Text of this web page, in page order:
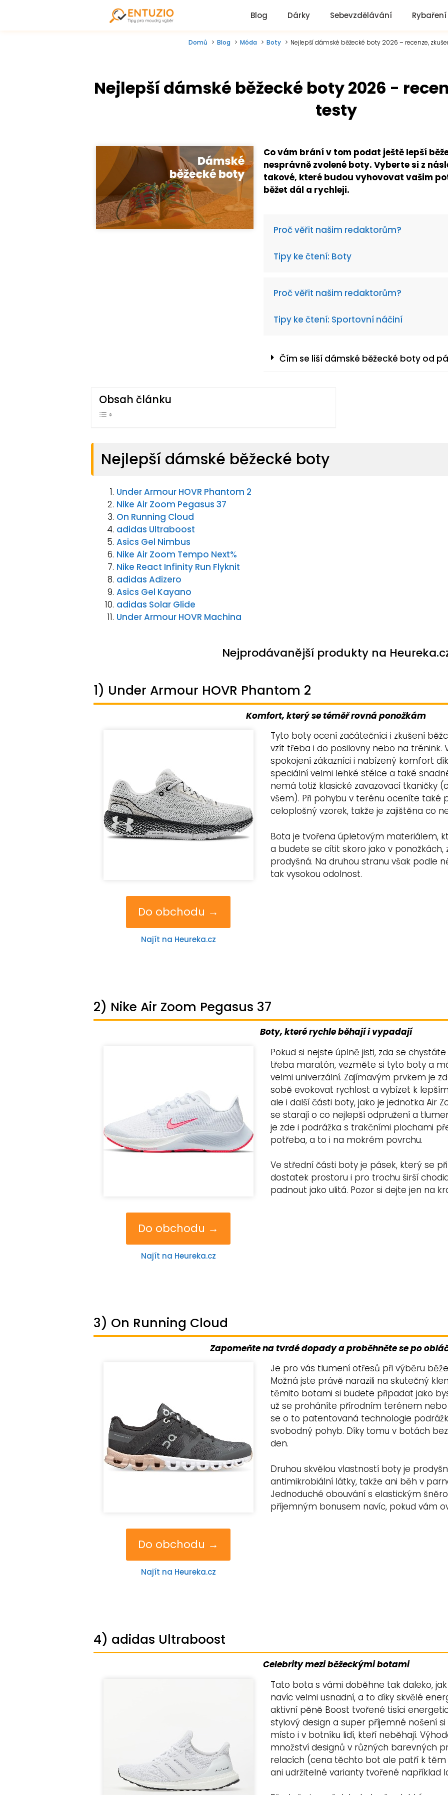
Blog Dárky Sebevzdělávání Rybaření
Domů Blog Móda Boty Nejlepší dámské běžecké boty 2026 – recenze,
Nejlepší dámské běžecké boty 2026 -
testy
Co vám brání v tom podat ještě lepší
nesprávně zvolené boty. Vyberte si z
takové, které budou vyhovovat vašim
běžet dál a rychleji.
Proč věřit našim redaktorům?
Tipy ke čtení: Boty
Proč věřit našim redaktorům?
Tipy ke čtení: Sportovní náčiní
Čím se liší dámské běžecké boty od
Obsah článku
Nejlepší dámské běžecké boty
Under Armour HOVR Phantom 2
Nike Air Zoom Pegasus 37
On Running Cloud
adidas Ultraboost
Asics Gel Nimbus
Nike Air Zoom Tempo Next%
Nike React Infinity Run Flyknit
adidas Adizero
Asics Gel Kayano
adidas Solar Glide
Under Armour HOVR Machina
Nejprodávanější produkty na
1) Under Armour HOVR Phantom 2
Komfort, který se téměř rovná ponožkám
Do obchodu →
Najít na Heureka.cz
Tyto boty ocení začátečníci i zkušení
vzít třeba i do posilovny nebo na trénink.
spokojení zákazníci i nabízený komfort
speciální velmi lehké stélce a také
nemá totiž klasické zavazovací tkaničky
všem). Při pohybu v terénu oceníte také
celoplošný vzorek, takže je zajištěna co
Bota je tvořena úpletovým materiálem,
a budete se cítit skoro jako v
prodyšná. Na druhou stranu však podle
tak vysokou odolnost.
2) Nike Air Zoom Pegasus 37
Boty, které rychle běhají i vypadají
Do obchodu →
Najít na Heureka.cz
Pokud si nejste úplně jisti, zda se
třeba maratón, vezměte si tyto boty a
velmi univerzální. Zajímavým prvkem je
sobě evokovat rychlost a vybízet k
ale i další části boty, jako je jednotka Air
se starají o co nejlepší odpružení a
je zde i podrážka s trakčními plochami
potřeba, a to i na mokrém povrchu.
Ve střední části boty je pásek, který se
dostatek prostoru i pro trochu širší
padnout jako ulitá. Pozor si dejte jen na
3) On Running Cloud
Zapomeňte na tvrdé dopady a proběhněte se po
Do obchodu →
Najít na Heureka.cz
Je pro vás tlumení otřesů při výběru
Možná jste právě narazili na skutečný
těmito botami si budete připadat jako
už se proháníte přírodním terénem
se o to patentovaná technologie
svobodný pohyb. Díky tomu v botách
den.
Druhou skvělou vlastností boty je
antimikrobiální látky, takže ani běh v
Jednoduché obouvání s elastickým
příjemným bonusem navíc, pokud vám
4) adidas Ultraboost
Celebrity mezi běžeckými botami
Tato bota s vámi doběhne tak daleko,
navíc velmi usnadní, a to díky skvělé
aktivní pěně Boost tvořené tisíci
stylový design a super příjemné nošení
místo i v botníku lidí, kteří neběhají.
množství designů v různých barevných
relacích (cena těchto bot ale patří k těm
ani udržitelné varianty tvořené například